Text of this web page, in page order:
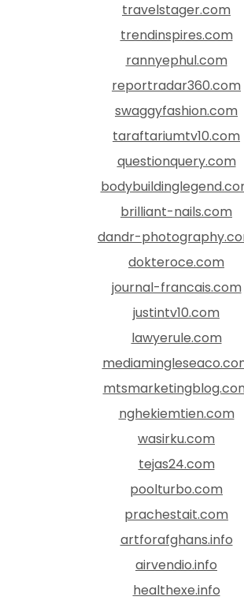
travelstager.com
trendinspires.com
rannyephul.com
reportradar360.com
swaggyfashion.com
taraftariumtv10.com
questionquery.com
brilliant-nails.com
dandr-
dokteroce.com
journal-francais.com
justintv10.com
lawyerule.com
nghekiemtien.com
wasirku.com
tejas24.com
poolturbo.com
prachestait.com
artforafghans.info
airvendio.info
healthexe.info